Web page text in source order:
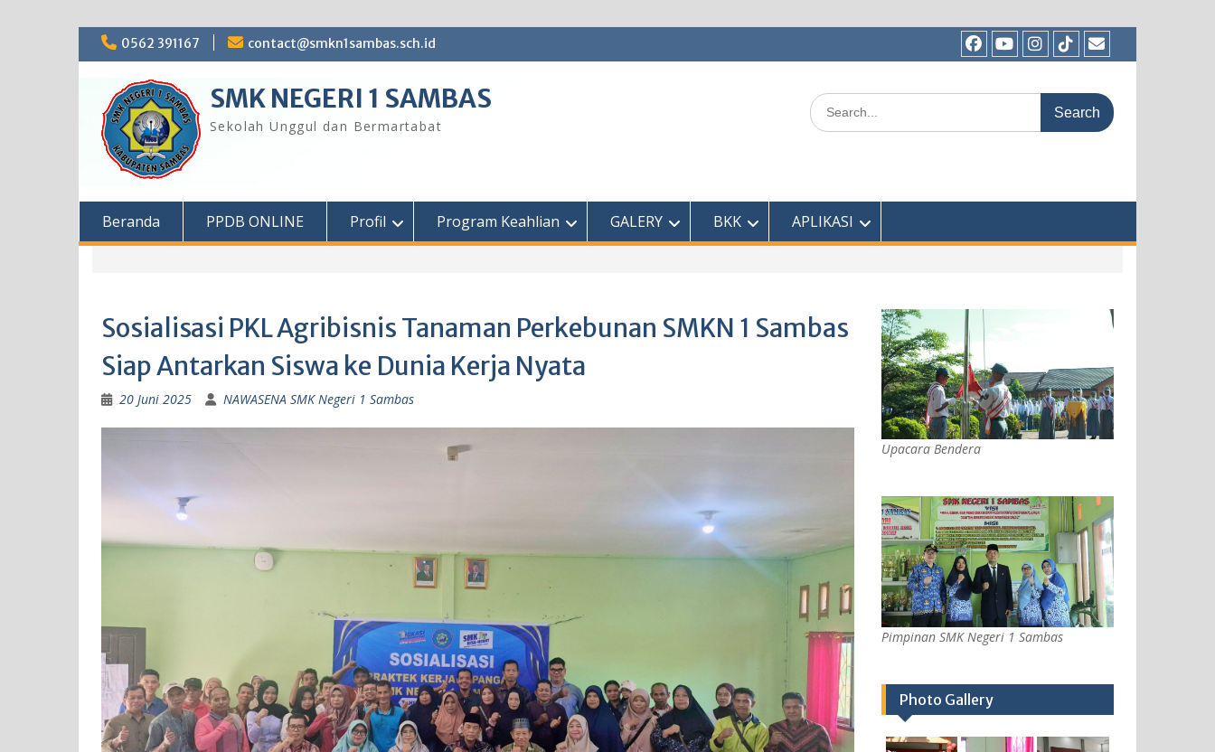
Skip
0562 391167
contact@smkn1sambas.sch.id
FacebookYoutubeInstagram
TikTokEmail
SMK NEGERI 1 SAMBAS
Sekolah Unggul dan Bermartabat
Search
for:
Beranda PPDB ONLINE Profil Program Keahlian GALERY BKK APLIKASI
Sosialisasi PKL Agribisnis Tanaman Perkebunan SMKN 1 Sambas
Siap Antarkan Siswa ke Dunia Kerja Nyata
20 Juni 2025 NAWASENA SMK Negeri 1 Sambas
Upacara Bendera
Pimpinan SMK Negeri 1 Sambas
Photo Gallery